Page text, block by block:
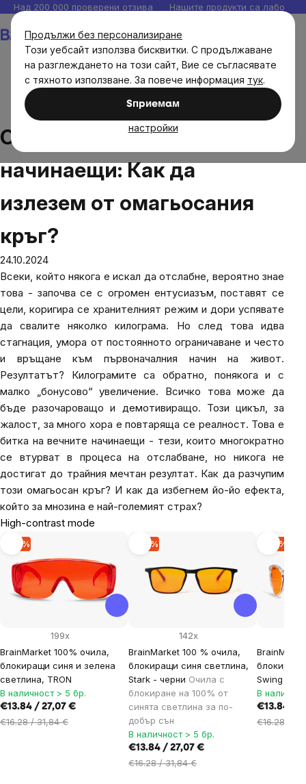
Продължи без персонализиране
Този уебсайт използва бисквитки. С продължаване
на разглеждането на този сайт, Вие се съгласявате
с тяхното използване. За повече информация тук.
Sпpиeмaм
настройки
Прескочи
към
съдържанието
Над 200 000 проверени отзива Нашите продукти са
Отслабване за вечните начинаещи: Как да
излезем от омагьосания кръг?
Отслабване за вечните
начинаещи: Как да
излезем от омагьосания
кръг?
24.10.2024
Всеки, който някога е искал да отслабне, вероятно знае
това - започва се с огромен ентусиазъм, поставят се
цели, коригира се хранителният режим и дори успявате
да свалите няколко килограма. Но след това идва
стагнация, умора от постоянното ограничаване и често
и връщане към първоначалния начин на живот.
Резултатът? Килограмите са обратно, понякога и с
малко „бонусово“ увеличение. Всичко това може да
бъде разочароващо и демотивиращо. Този цикъл, за
жалост, за много хора е повтаряща се реалност. Това е
битка на вечните начинаещи - тези, които многократно
се втурват в процеса на отслабване, но никога не
достигат до трайния мечтан резултат. Как да разчупим
този омагьосан кръг? И как да избегнем йо-йо ефекта,
който за мнозина е най-големият страх?
High-contrast mode
-15 %
BrainMarket 100% очила,
блокиращи синя и зелена
светлина, TRON
199x
В наличност > 5 бр.
€13.84 / 27,07 €
€16.28 / 31,84 €
-15 %
BrainMarket 100 % очила,
блокиращи синя светлина,
Stark - черни Очила с
блокиране на 100% от
синята светлина за по-
добър сън
142x
В наличност > 5 бр.
€13.84 / 27,07 €
€16.28 / 31,84 €
-15 %
Swing
В
€13.84 /
€16.28 /